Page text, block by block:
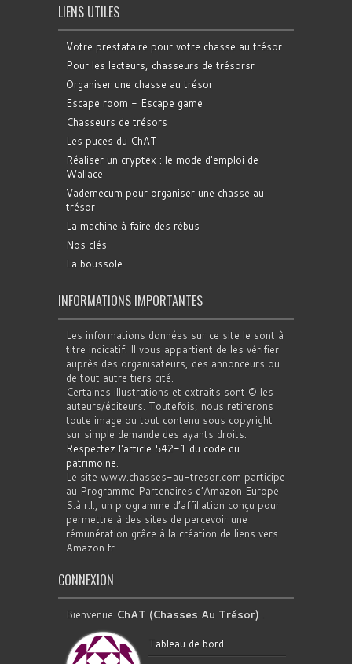
LIENS UTILES
Votre prestataire pour votre chasse au trésor
Pour les lecteurs, chasseurs de trésorsr
Organiser une chasse au trésor
Escape room - Escape game
Chasseurs de trésors
Les puces du ChAT
Réaliser un cryptex : le mode d'emploi de
Wallace
Vademecum pour organiser une chasse au
trésor
La machine à faire des rébus
Nos clés
La boussole
INFORMATIONS IMPORTANTES
Les informations données sur ce site le sont à
titre indicatif. Il vous appartient de les vérifier
auprès des organisateurs, des annonceurs ou
de tout autre tiers cité.
Certaines illustrations et extraits sont © les
auteurs/éditeurs. Toutefois, nous retirerons
toute image ou tout contenu sous copyright
sur simple demande des ayants droits.
Respectez l'article 542-1 du code du
patrimoine.
Le site www.chasses-au-tresor.com participe
au Programme Partenaires d’Amazon Europe
S.à r.l., un programme d’affiliation conçu pour
permettre à des sites de percevoir une
rémunération grâce à la création de liens vers
Amazon.fr
CONNEXION
Bienvenue ChAT (Chasses Au Trésor) .
Tableau de bord